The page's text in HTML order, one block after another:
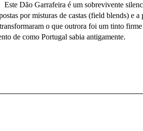
Este Dão Garrafeira é um sobrevivente
por misturas de castas (field blends) e
o que outrora foi um tinto
de como Portugal sabia antigamente.